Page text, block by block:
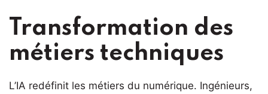
Transformation des
métiers techniques
L’IA redéfinit les métiers du numérique. Ingénieurs,